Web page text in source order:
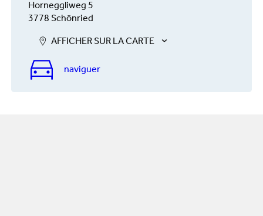
Horneggliweg 5
3778 Schönried
AFFICHER SUR LA CARTE
naviguer